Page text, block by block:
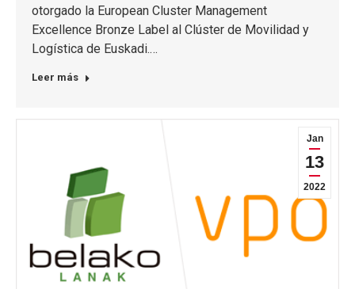
otorgado la European Cluster Management
Excellence Bronze Label al Clúster de Movilidad y
Logística de Euskadi.…
Leer más
Jan
13
2022